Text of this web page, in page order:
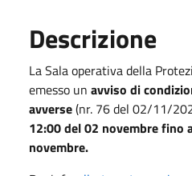
Descrizione
La Sala operativa della
emesso un avviso di
avverse(nr. 76 del 02/11/
12:00 del 02 novembre fino
novembre.